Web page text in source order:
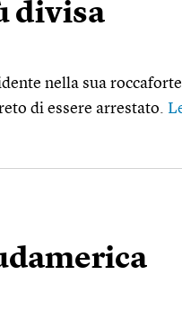
divisa
nella sua
di essere arrestato.